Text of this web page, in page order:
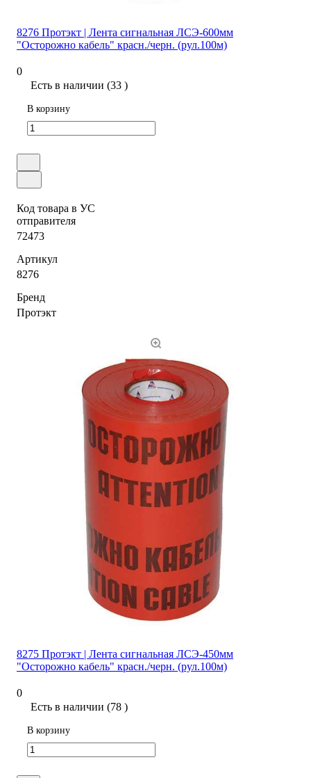
8276 Протэкт | Лента сигнальная ЛСЭ-600мм
"Осторожно кабель" красн./черн. (рул.100м)
0
Есть в наличии (33 )
В корзину
Код товара в УС
отправителя
72473
Артикул
8276
Бренд
Протэкт
8275 Протэкт | Лента сигнальная ЛСЭ-450мм
"Осторожно кабель" красн./черн. (рул.100м)
0
Есть в наличии (78 )
В корзину